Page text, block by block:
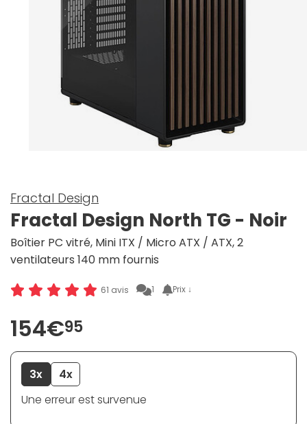
Fractal Design
Fractal Design North TG - Noir
Boîtier PC vitré, Mini ITX / Micro ATX / ATX, 2
ventilateurs 140 mm fournis
61 avis 1 Prix ↓
154€95
3x
4x
Une erreur est survenue